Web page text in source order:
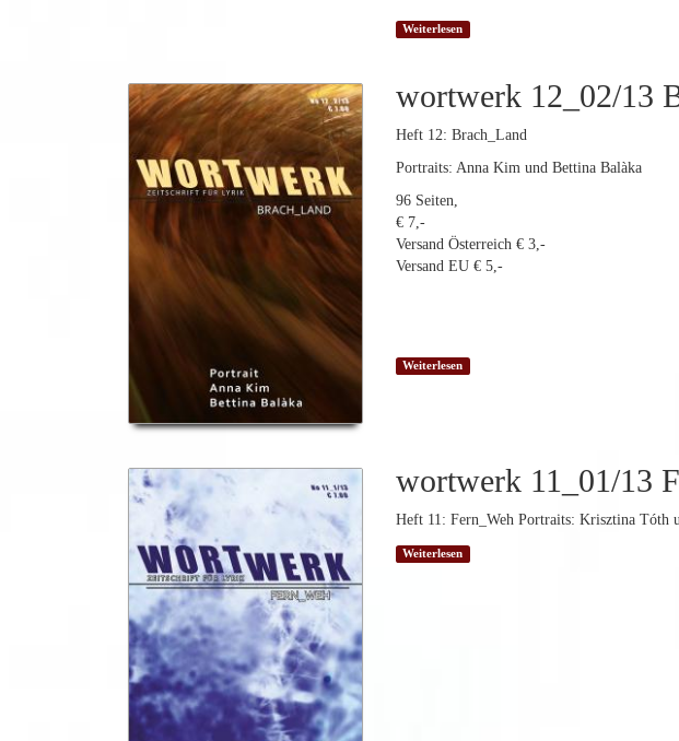
Weiterlesen
wortwerk 12_02/13
Heft 12: Brach_Land
Portraits: Anna Kim und Bettina Balàka
96 Seiten,
€ 7,-
Versand Österreich € 3,-
Versand EU € 5,-
Weiterlesen
wortwerk 11_01/13
Heft 11: Fern_Weh Portraits: Krisztina Tóth
Weiterlesen